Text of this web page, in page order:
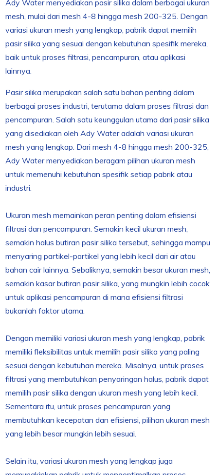
Ady Water menyediakan pasir silika dalam berbagai ukuran
mesh, mulai dari mesh 4-8 hingga mesh 200-325. Dengan
variasi ukuran mesh yang lengkap, pabrik dapat memilih
pasir silika yang sesuai dengan kebutuhan spesifik mereka,
baik untuk proses filtrasi, pencampuran, atau aplikasi
lainnya.
Pasir silika merupakan salah satu bahan penting dalam
berbagai proses industri, terutama dalam proses filtrasi dan
pencampuran. Salah satu keunggulan utama dari pasir silika
yang disediakan oleh Ady Water adalah variasi ukuran
mesh yang lengkap. Dari mesh 4-8 hingga mesh 200-325,
Ady Water menyediakan beragam pilihan ukuran mesh
untuk memenuhi kebutuhan spesifik setiap pabrik atau
industri.
Ukuran mesh memainkan peran penting dalam efisiensi
filtrasi dan pencampuran. Semakin kecil ukuran mesh,
semakin halus butiran pasir silika tersebut, sehingga mampu
menyaring partikel-partikel yang lebih kecil dari air atau
bahan cair lainnya. Sebaliknya, semakin besar ukuran mesh,
semakin kasar butiran pasir silika, yang mungkin lebih cocok
untuk aplikasi pencampuran di mana efisiensi filtrasi
bukanlah faktor utama.
Dengan memiliki variasi ukuran mesh yang lengkap, pabrik
memiliki fleksibilitas untuk memilih pasir silika yang paling
sesuai dengan kebutuhan mereka. Misalnya, untuk proses
filtrasi yang membutuhkan penyaringan halus, pabrik dapat
memilih pasir silika dengan ukuran mesh yang lebih kecil.
Sementara itu, untuk proses pencampuran yang
membutuhkan kecepatan dan efisiensi, pilihan ukuran mesh
yang lebih besar mungkin lebih sesuai.
Selain itu, variasi ukuran mesh yang lengkap juga